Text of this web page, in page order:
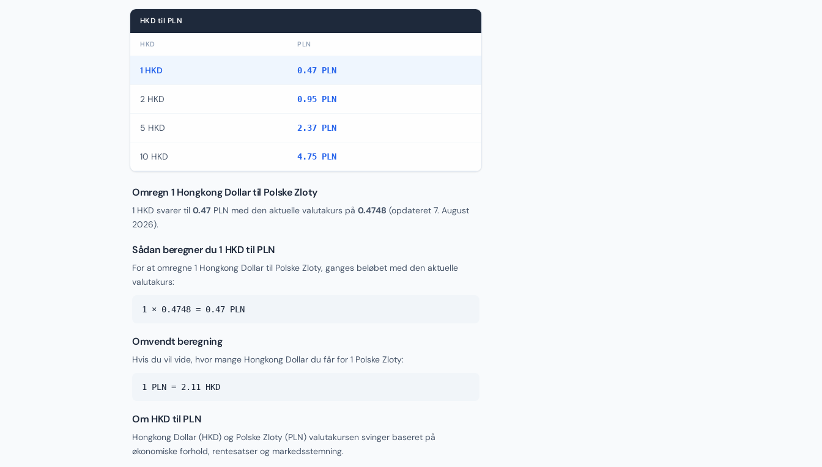
HKD til PLN
HKD PLN
1 HKD 0.47 PLN
2 HKD 0.95 PLN
5 HKD 2.37 PLN
10 HKD 4.75 PLN
Omregn 1 Hongkong Dollar til Polske Zloty
1 HKD svarer til 0.47 PLN med den aktuelle valutakurs på 0.4748 (opdateret 7. August
2026).
Sådan beregner du 1 HKD til PLN
For at omregne 1 Hongkong Dollar til Polske Zloty, ganges beløbet med den aktuelle
valutakurs:
1 × 0.4748 = 0.47 PLN
Omvendt beregning
Hvis du vil vide, hvor mange Hongkong Dollar du får for 1 Polske Zloty:
1 PLN = 2.11 HKD
Om HKD til PLN
Hongkong Dollar (HKD) og Polske Zloty (PLN) valutakursen svinger baseret på
økonomiske forhold, rentesatser og markedsstemning.